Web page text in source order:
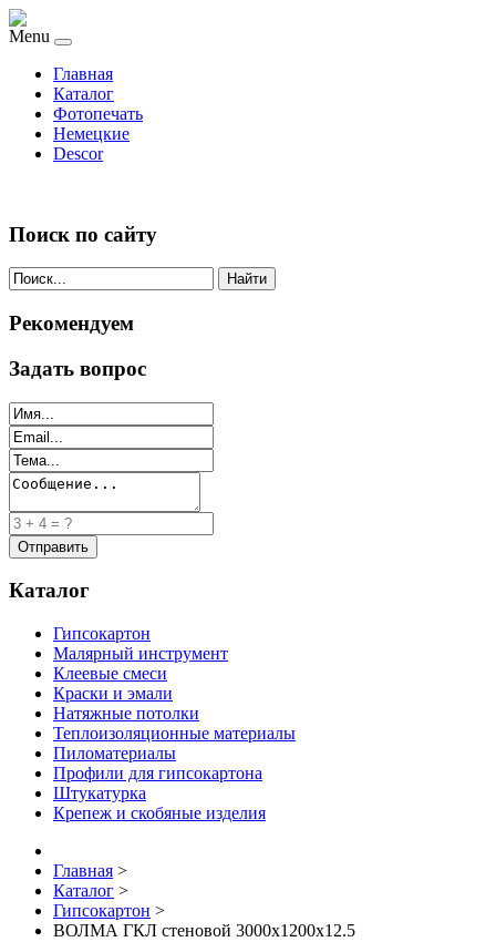
Menu
Главная
Каталог
Фотопечать
Немецкие
Descor
Поиск по сайту
Найти
Рекомендуем
Задать вопрос
Каталог
Гипсокартон
Малярный инструмент
Клеевые смеси
Краски и эмали
Натяжные потолки
Теплоизоляционные материалы
Пиломатериалы
Профили для гипсокартона
Штукатурка
Крепеж и скобяные изделия
Главная >
Каталог >
Гипсокартон >
ВОЛМА ГКЛ стеновой 3000х1200х12.5